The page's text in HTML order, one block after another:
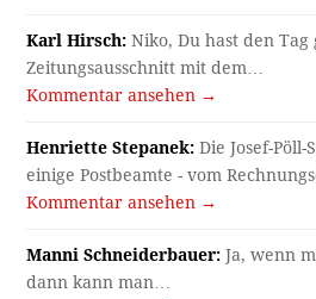
Karl Hirsch: Niko, Du hast den
Zeitungsausschnitt mit dem…
Kommentar ansehen →
Henriette Stepanek: Die Josef-
einige Postbeamte - vom
Kommentar ansehen →
Manni Schneiderbauer: Ja, wenn
dann kann man…